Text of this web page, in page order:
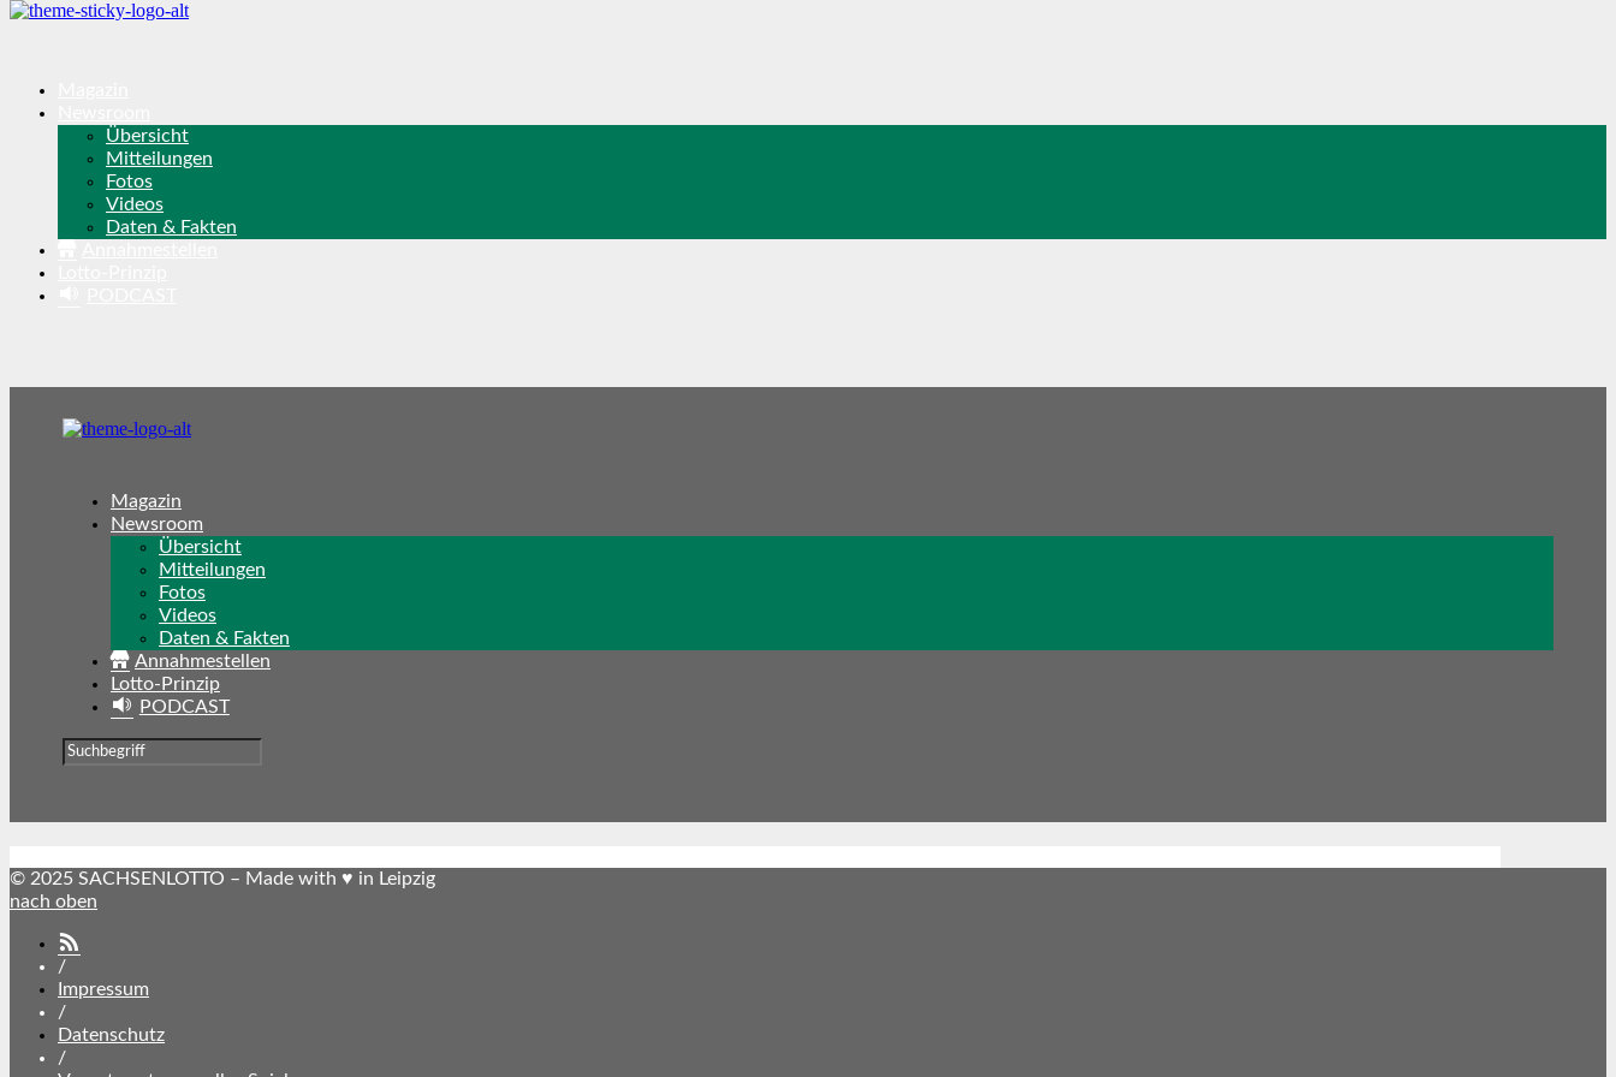
Übersicht
Mitteilungen
Fotos
Videos
Daten & Fakten
Magazin
Newsroom
Übersicht
Mitteilungen
Fotos
Videos
Daten & Fakten
Annahmestellen
Lotto-Prinzip
PODCAST
© 2025 SACHSENLOTTO – Made with ♥ in Leipzig
nach oben
/
Impressum
/
Datenschutz
/